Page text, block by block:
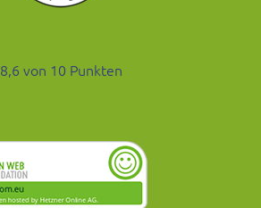
8,6 von 10 Punkten